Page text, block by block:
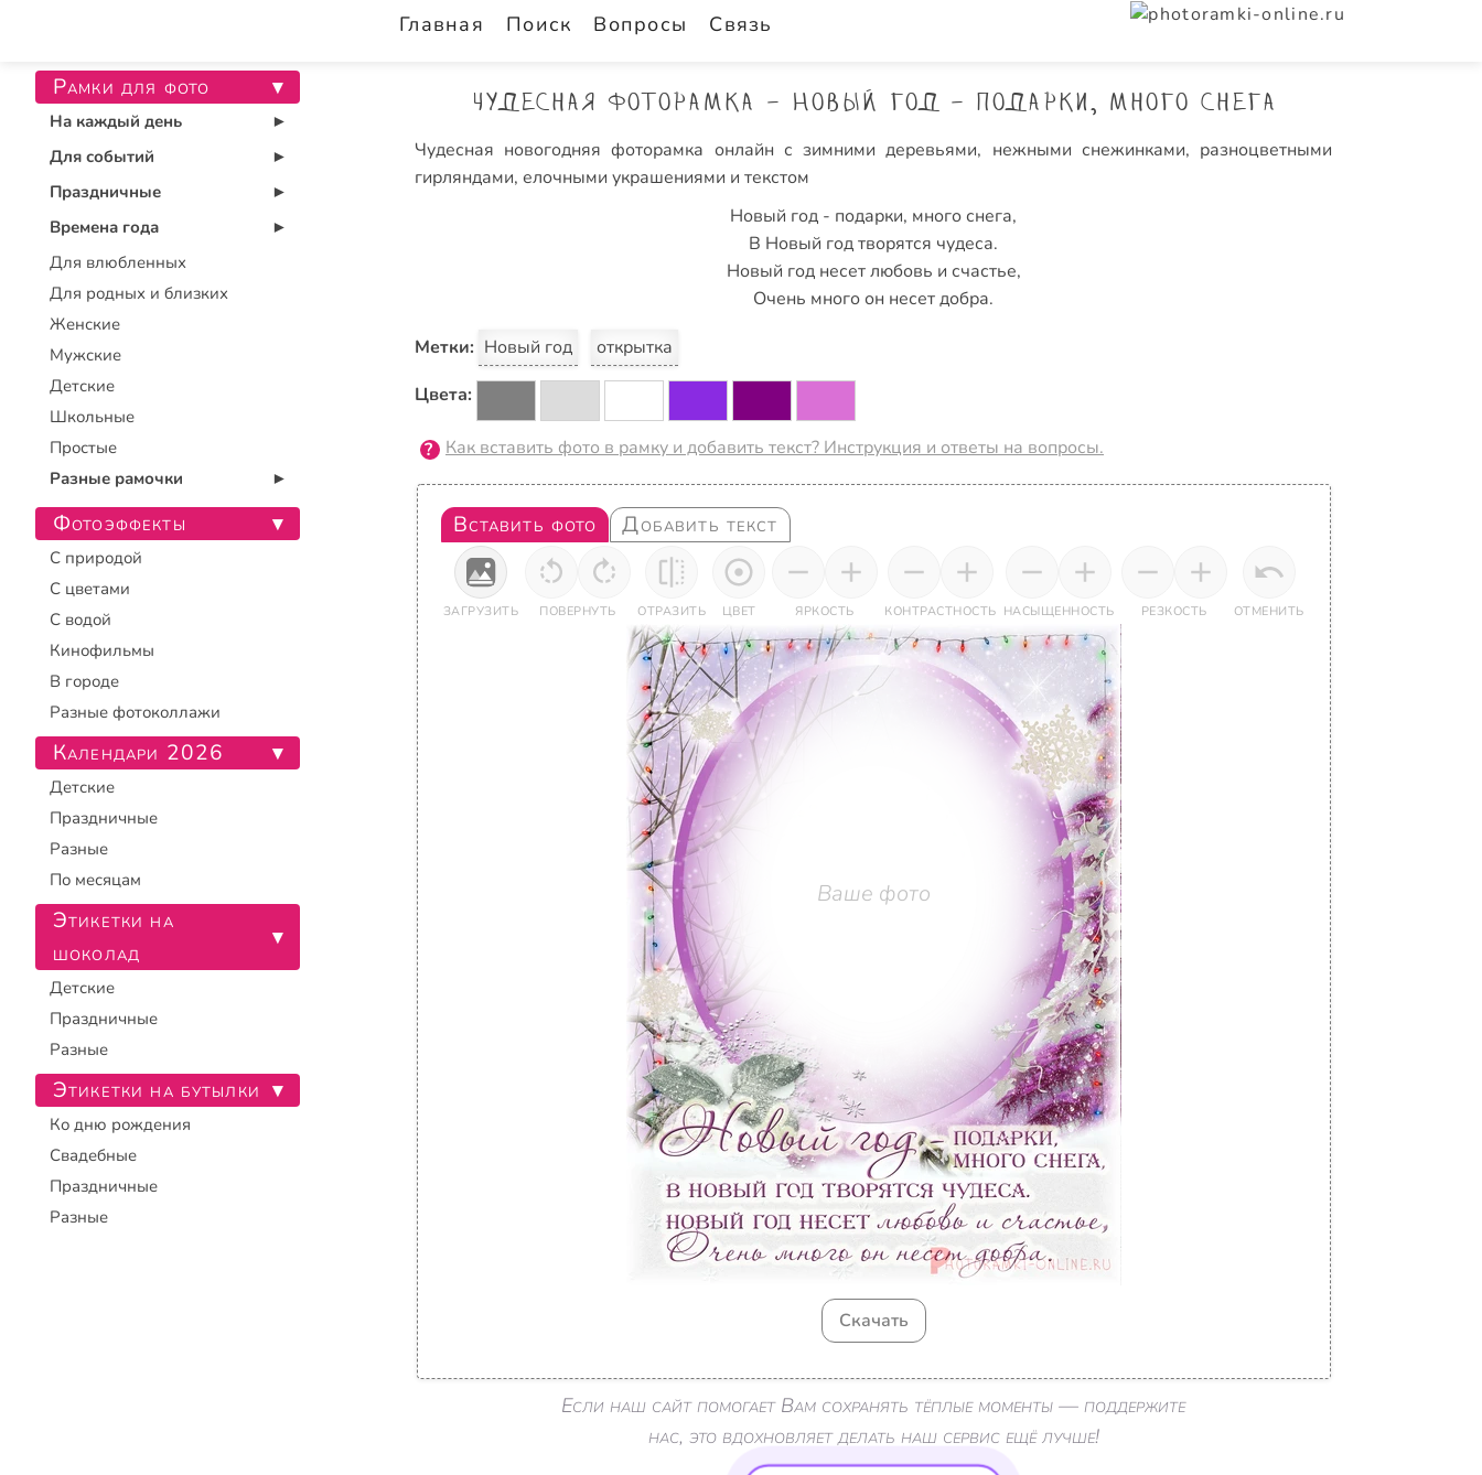
Главная Поиск Вопросы Связь
Чудесная фоторамка - Новый год - подарки, много снега
Чудесная новогодняя фоторамка онлайн с зимними деревьями, нежными снежинками, разноцветными
гирляндами, елочными украшениями и текстом
Новый год - подарки, много снега,
В Новый год творятся чудеса.
Новый год несет любовь и счастье,
Очень много он несет добра.
Метки: Новый год
открытка
Цвета:
Как вставить фото в рамку и добавить текст? Инструкция и ответы на вопросы.
Вставить фото Добавить текст
ЗАГРУЗИТЬ ПОВЕРНУТЬ ОТРАЗИТЬ ЦВЕТ ЯРКОСТЬ КОНТРАСТНОСТЬ НАСЫЩЕННОСТЬ РЕЗКОСТЬ ОТМЕНИТЬ
Ваше фото
Скачать
Если наш сайт помогает Вам сохранять тёплые моменты — поддержите
нас, это вдохновляет делать наш сервис ещё лучше!
Рамки для фото ▾
На каждый день ▾
Для событий ▾
Праздничные ▾
Времена года ▾
Для влюбленных
Для родных и близких
Женские
Мужские
Детские
Школьные
Простые
Разные рамочки
▾
Фотоэффекты ▾
С природой
С цветами
С водой
Кинофильмы
В городе
Разные фотоколлажи
Календари 2026 ▾
Детские
Праздничные
Разные
По месяцам
Этикетки на
шоколад
▾
Детские
Праздничные
Разные
Этикетки на бутылки ▾
Ко дню рождения
Свадебные
Праздничные
Разные